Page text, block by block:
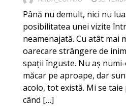
Până nu demult, nici nu
posibilitatea unei vizite
neamenajată. Cu atât mai
oarecare strângere de
spații înguste. Nu aș
măcar pe aproape, dar
acolo, tot există. Mi se
când […]